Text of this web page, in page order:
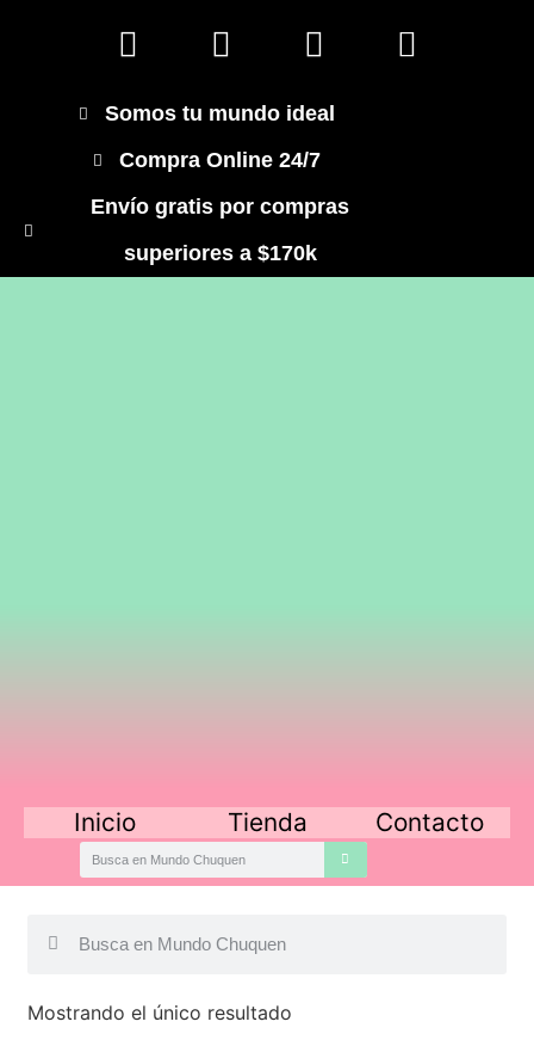
Somos tu mundo ideal
Compra Online 24/7
Envío gratis por compras
superiores a $170k
Inicio Tienda Contacto
Mostrando el único resultado